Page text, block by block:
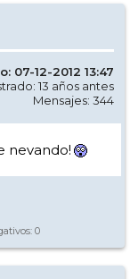
07-12-2012 13:47
13 años antes
Mensajes: 344
nevando!
0